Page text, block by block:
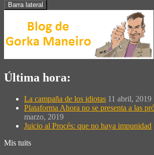
Barra lateral
Última hora:
La campaña de los idiotas 11 abril, 2019
Plataforma Ahora no se presenta a las
marzo, 2019
Juicio al Procés: que no haya impunidad
Mis tuits